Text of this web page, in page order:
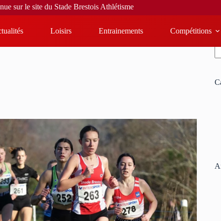
Stade Brestois Athlétisme
Loisirs Entrainements Compétitions